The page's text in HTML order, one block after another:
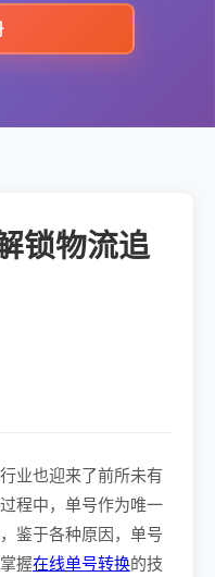
锁物流追
业也迎来了前所未有
程中，单号作为唯一
鉴于各种原因，单号
握在线单号转换的技